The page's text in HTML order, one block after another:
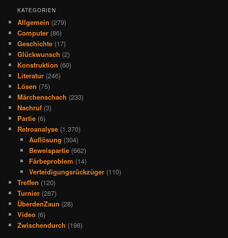
KATEGORIEN
Allgemein (279)
Computer (86)
Geschichte (17)
Glückwunsch (2)
Konstruktion (60)
Literatur (246)
Lösen (75)
Märchenschach (233)
Nachruf (3)
Partie (6)
Retroanalyse (1.370)
Auflösung (304)
Beweispartie(662)
Färbeproblem (14)
Verteidigungsrückzüger(110)
Treffen (120)
Turnier (287)
ÜberdenZaun (28)
Video (6)
Zwischendurch (198)